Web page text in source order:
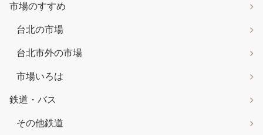
市場のすすめ
台北の市場
台北市外の市場
市場いろは
鉄道・バス
その他鉄道